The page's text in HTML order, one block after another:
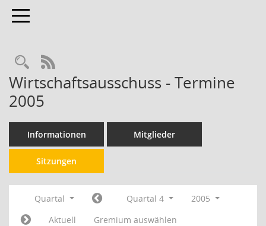
Toggle navigation
RSS-Feed
Wirtschaftsausschuss - Termine
2005
Informationen Mitglieder
Sitzungen
Quartal Quartal 4
2005
Aktuell
Gremium auswählen